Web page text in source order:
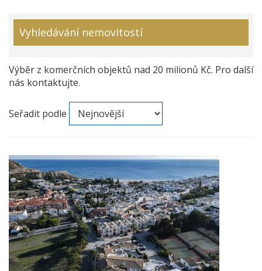
Vyhledávání nemovitostí
Výběr z komerčních objektů nad 20 milionů Kč. Pro další
nás kontaktujte.
Seřadit podle